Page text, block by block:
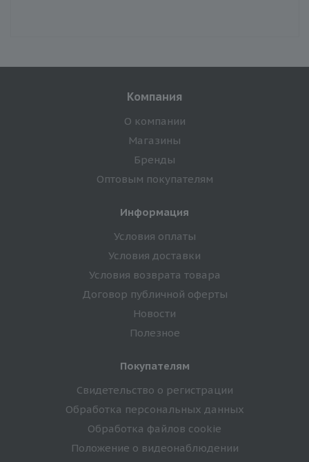
Компания
О компании
Магазины
Бренды
Оптовым покупателям
Информация
Условия оплаты
Условия доставки
Условия возврата товара
Договор публичной оферты
Новости
Полезное
Покупателям
Свидетельство о регистрации
Обработка персональных данных
Обработка файлов cookie
Положение о видеонаблюдении